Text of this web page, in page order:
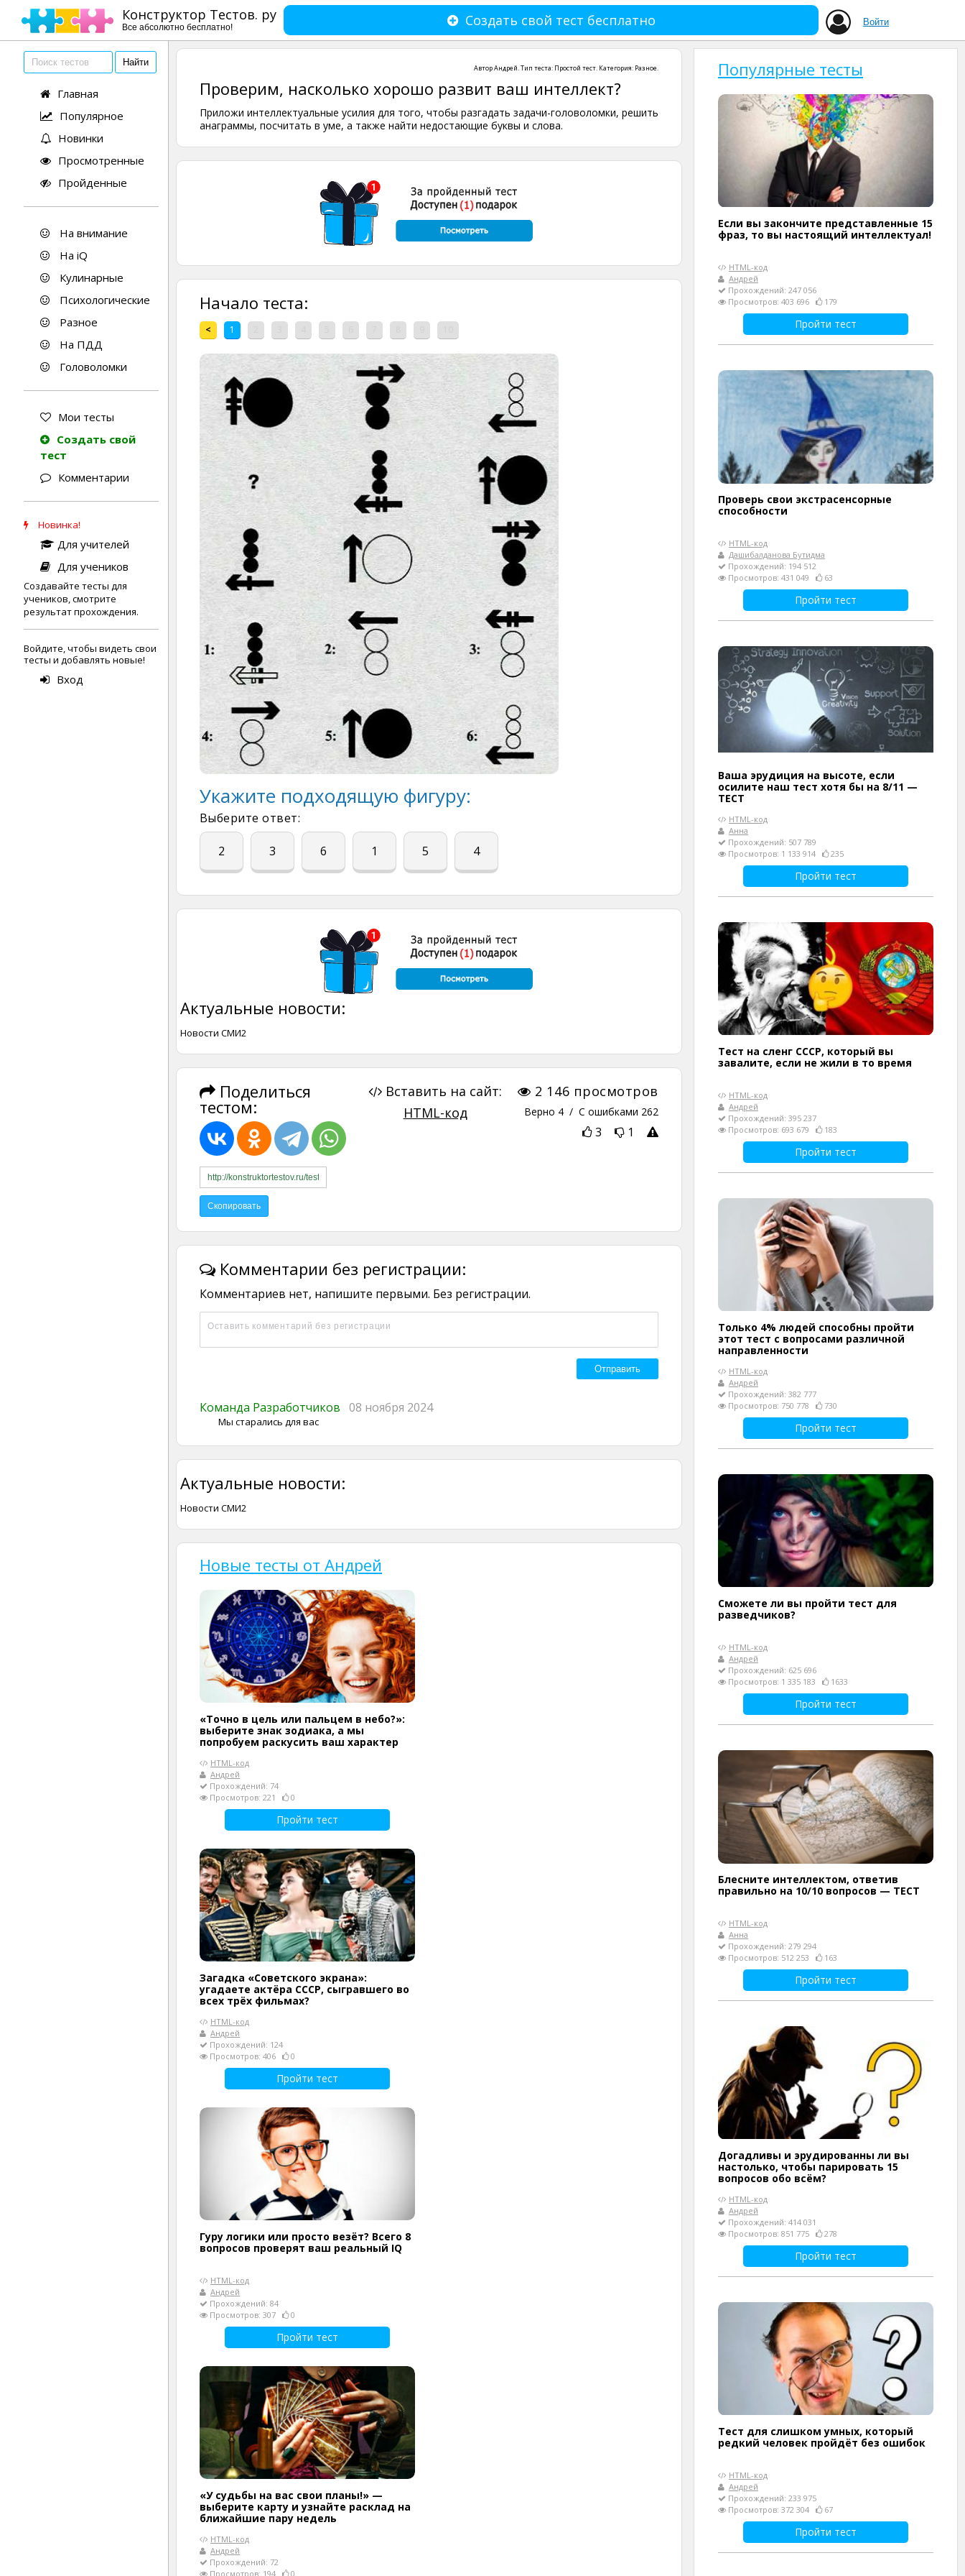
Конструктор Тестов. ру
Все абсолютно бесплатно! Войти
Создать свой тест бесплатно
Главная
Популярное
Новинки
Просмотренные
Пройденные
На внимание
На iQ
Кулинарные
Психологические
Разное
На ПДД
Головоломки
Мои тесты
Создать свой
тест
Комментарии
Новинка!
Для учителей
Для учеников
Создавайте тесты для
учеников, смотрите
результат прохождения.
Войдите, чтобы видеть свои
тесты и добавлять новые!
Вход
АвторАндрей. Тип теста: Простой тест. Категория: Разное.
Проверим, насколько хорошо развит ваш интеллект?
Приложи интеллектуальные усилия для того, чтобы разгадать задачи-головоломки, решить
анаграммы, посчитать в уме, а также найти недостающие буквы и слова.
Начало теста:
< 1
Укажите подходящую фигуру:
Выберите ответ:
2 3 6 1 5 4
Актуальные новости:
Новости СМИ2
Поделиться
тестом:
2 146 просмотров
Верно 4 / С ошибками 262
3 1
Вставить на сайт:
HTML-код
Комментарии без регистрации:
Комментариев нет, напишите первыми. Без регистрации.
Команда Разработчиков 08 ноября 2024
Мы старались для вас
Актуальные новости:
Новости СМИ2
Новые тесты от Андрей
«Точно в цель или пальцем в небо?»:
выберите знак зодиака, а мы
попробуем раскусить ваш характер
HTML-код
Андрей
Прохождений: 74
Просмотров: 221
0
Пройти тест
Загадка «Советского экрана»:
угадаете актёра СССР, сыгравшего во
всех трёх фильмах?
HTML-код
Андрей
Прохождений: 124
Просмотров: 406
0
Пройти тест
Гуру логики или просто везёт? Всего 8
вопросов проверят ваш реальный IQ
HTML-код
Андрей
Прохождений: 84
Просмотров: 307
0
Пройти тест
«У судьбы на вас свои планы!» —
выберите карту и узнайте расклад на
ближайшие пару недель
HTML-код
Андрей
Прохождений: 72
Просмотров: 194
0
Популярные тесты
Если вы закончите представленные 15
фраз, то вы настоящий интеллектуал!
HTML-код
Андрей
Прохождений: 247 056
Просмотров: 403 696
179
Пройти тест
Проверь свои экстрасенсорные
способности
HTML-код
Дашибалданова Бутидма
Прохождений: 194 512
Просмотров: 431 049
63
Пройти тест
Ваша эрудиция на высоте, если
осилите наш тест хотя бы на 8/11 —
ТЕСТ
HTML-код
Анна
Прохождений: 507 789
Просмотров: 1 133 914
235
Пройти тест
Тест на сленг СССР, который вы
завалите, если не жили в то время
HTML-код
Андрей
Прохождений: 395 237
Просмотров: 693 679
183
Пройти тест
Только 4% людей способны пройти
этот тест с вопросами различной
направленности
HTML-код
Андрей
Прохождений: 382 777
Просмотров: 750 778
730
Пройти тест
Сможете ли вы пройти тест для
разведчиков?
HTML-код
Андрей
Прохождений: 625 696
Просмотров: 1 335 183
1633
Пройти тест
Блесните интеллектом, ответив
правильно на 10/10 вопросов — ТЕСТ
HTML-код
Анна
Прохождений: 279 294
Просмотров: 512 253
163
Пройти тест
Догадливы и эрудированны ли вы
настолько, чтобы парировать 15
вопросов обо всём?
HTML-код
Андрей
Прохождений: 414 031
Просмотров: 851 775
278
Пройти тест
Тест для слишком умных, который
редкий человек пройдёт без ошибок
HTML-код
Андрей
Прохождений: 233 975
Просмотров: 372 304
67
Пройти тест